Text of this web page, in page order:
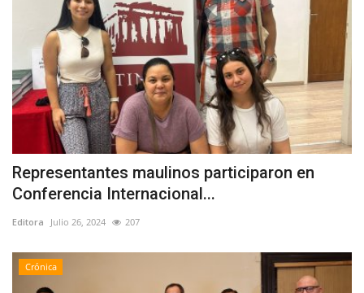
Representantes maulinos participaron en
Conferencia Internacional...
Editora Julio 26, 2024 207
Crónica